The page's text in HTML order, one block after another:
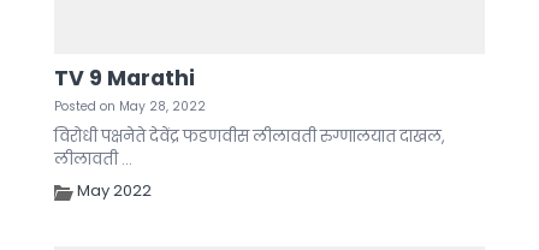
TV 9 Marathi
Posted on May 28, 2022
विरोधी पक्षनेते देवेंद्र फडणवीस लीलावती रुग्णालयात दाखल,
लीलावती ...
May 2022